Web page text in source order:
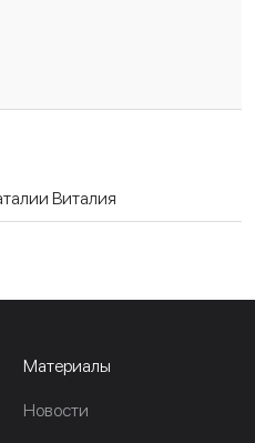
Виталия
Материалы
Новости